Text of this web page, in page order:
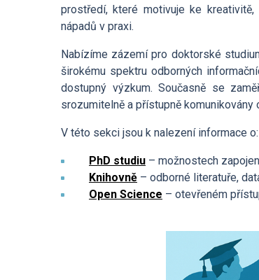
Dokumenty ke stažení
HR Award
Povinně zveřejňované
informace
Ombudsman a
ÚCHP
Odpovědi na žádosti o
poskytnutí informací
prostředí, které motivuje ke
nápadů v praxi.
Nabízíme zázemí pro doktorské
širokému spektru odborných
dostupný výzkum. Současně se
srozumitelně a přístupně
V této sekci jsou k nalezení informace o:
PhD studiu – možnostech
Knihovně – odborné literatuře,
Open Science – otevřeném